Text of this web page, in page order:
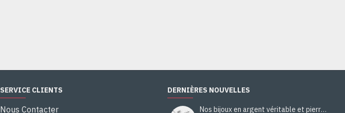
SERVICE CLIENTS
Nous Contacter
DERNIÈRES NOUVELLES
Nos bijoux en argent véritable et pierres naturelles